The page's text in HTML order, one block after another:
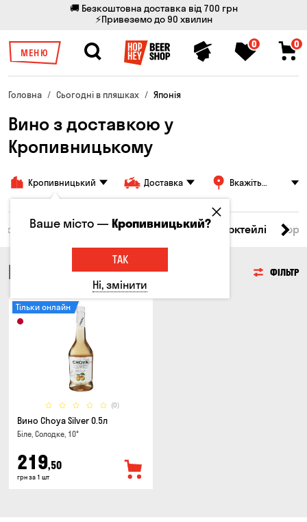
🚚 Безкоштовна доставка від 700 грн
⚡Привеземо до 90 хвилин
МЕНЮ
0 0
Головна Сьогодні в пляшках Японія
Вино з доставкою у
Кропивницькому
Кропивницький Доставка
Вкажіть
товари Пиво Сидр Вино Віскі Коктейлі
ВИНО ФІЛЬТР
(0)
Тільки онлайн
Вино Choya Silver 0.5л
Біле, Солодке, 10°
219,50
грн за 1 шт
Ваше місто —Кропивницький?
ТАК
Ні, змінити